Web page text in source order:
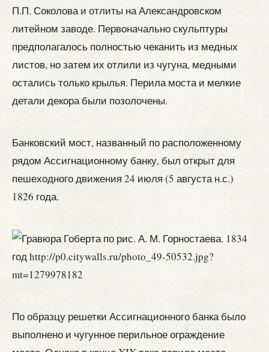
П.П. Соколова и отлиты на Александровском
литейном заводе. Первоначально скульптуры
предполагалось полностью чеканить из медных
листов, но затем их отлили из чугуна, медными
остались только крылья. Перила моста и мелкие
детали декора были позолочены.
Банковский мост, названный по расположенному
рядом Ассигнационному банку, был открыт для
пешеходного движения 24 июля (5 августа н.с.)
1826 года.
По образцу решетки Ассигнационного банка было
выполнено и чугунное перильное ограждение